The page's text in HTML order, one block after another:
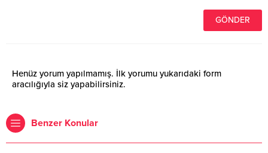
Henüz yorum yapılmamış. İlk yorumu yukarıdaki form
aracılığıyla siz yapabilirsiniz.
Benzer Konular